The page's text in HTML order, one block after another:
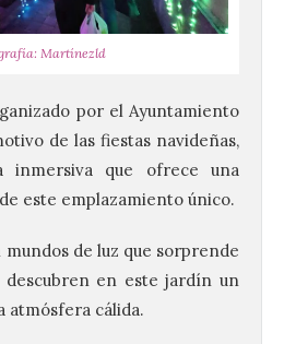
Martínezld
por el Ayuntamiento
de las fiestas navideñas,
inmersiva que ofrece una
este emplazamiento único.
de luz que sorprende
descubren en este jardín un
atmósfera cálida.